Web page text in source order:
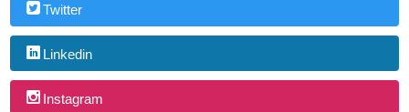
Twitter
Linkedin
Instagram